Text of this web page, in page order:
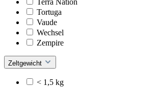
Terra Nation
Tortuga
Vaude
Wechsel
Zempire
Zeltgewicht
< 1,5 kg